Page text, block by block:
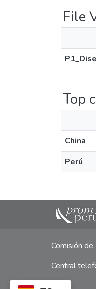
File
Top
China
Perú
Comisión
Central